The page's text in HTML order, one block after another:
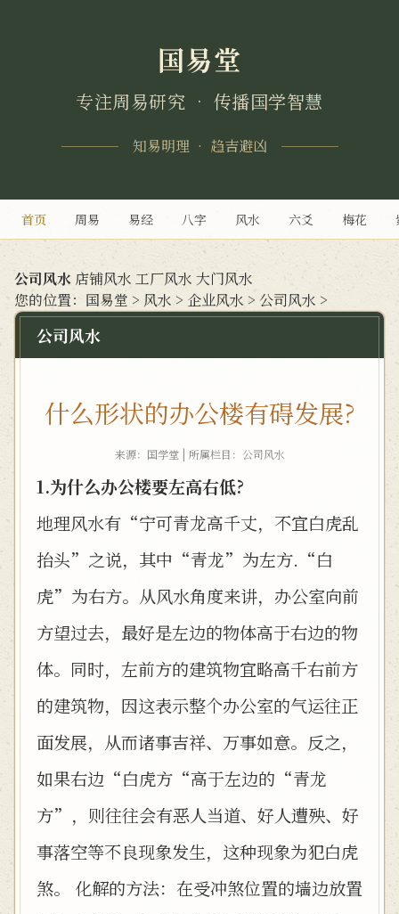
国易堂
专注周易研究 • 传播国学智慧
知易明理 • 趋吉避凶
首页 周易 易经 八字 风水 六爻 梅花
公司风水 店铺风水 工厂风水 大门风水
您的位置： 国易堂 > 风水 > 企业风水 > 公司风水 >
公司风水
什么形状的办公楼有碍发展?
来源：国学堂 | 所属栏目： 公司风水
1.为什么办公楼要左高右低?
地理风水有“宁可青龙高千丈，不宜白虎乱
抬头”之说，其中“青龙”为左方.“白
虎”为右方。从风水角度来讲，办公室向前
方望过去，最好是左边的物体高于右边的物
体。同时，左前方的建筑物宜略高千右前方
的建筑物，因这表示整个办公室的气运往正
面发展，从而诸事吉祥、万事如意。反之，
如果右边“白虎方“高于左边的“青龙
方”，则往往会有恶人当道、好人遭殃、好
事落空等不良现象发生，这种现象为犯白虎
煞。 化解的方法：在受冲煞位置的墙边放置